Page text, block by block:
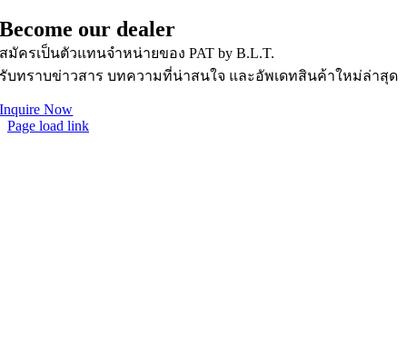
Become our dealer
สมัครเป็นตัวแทนจำหน่ายของ PAT by B.L.T.
รับทราบข่าวสาร บทความที่น่าสนใจ และอัพเดทสินค้าใหม่ล่าสุด
Inquire Now
Page load link